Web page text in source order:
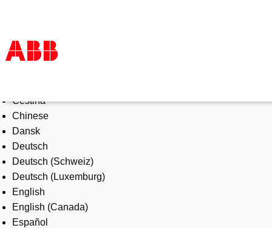
Products & Solutions
Industries
Services
About us
Where to buy
Contact us
Careers
Čeština
Chinese
Dansk
Deutsch
Deutsch (Schweiz)
Deutsch (Luxemburg)
English
English (Canada)
Español